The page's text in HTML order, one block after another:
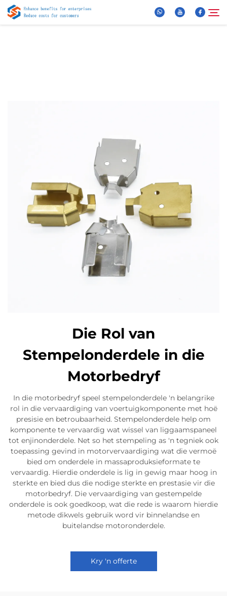
Video
Kontak Ons
Die Rol van
Stempelonderdele in die
Motorbedryf
In die motorbedryf speel stempelonderdele 'n belangrike
rol in die vervaardiging van voertuigkomponente met hoë
presisie en betroubaarheid. Stempelonderdele help om
komponente te vervaardig wat wissel van liggaamspaneel
tot enjinonderdele. Net so het stempeling as 'n tegniek ook
toepassing gevind in motorvervaardiging wat die vermoë
bied om onderdele in massaproduksieformate te
vervaardig. Hierdie onderdele is lig in gewig maar hoog in
sterkte en bied dus die nodige sterkte en prestasie vir die
motorbedryf. Die vervaardiging van gestempelde
onderdele is ook goedkoop, wat die rede is waarom hierdie
metode dikwels gebruik word vir binnelandse en
buitelandse motoronderdele.
Kry 'n offerte